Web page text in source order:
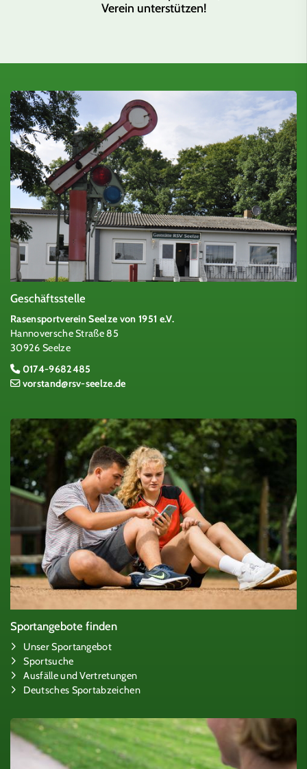
Verein unterstützen!
Geschäftsstelle
Rasensportverein Seelze von 1951 e.V.
Hannoversche Straße 85
30926 Seelze
0174-9682485
vorstand@rsv-seelze.de
Sportangebote finden
Unser Sportangebot
Sportsuche
Ausfälle und Vertretungen
Deutsches Sportabzeichen